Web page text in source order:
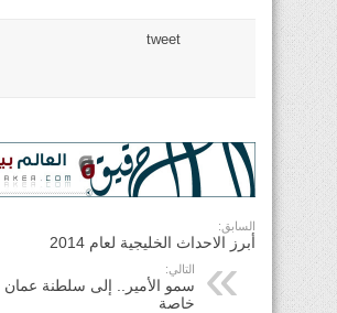
tweet
السابق:
أبرز الاحداث الخليجية لعام 2014
التالي:
سمو الأمير.. إلى سلطنة عمان
خاصة